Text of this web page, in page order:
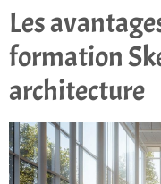
Les
formation
architecture